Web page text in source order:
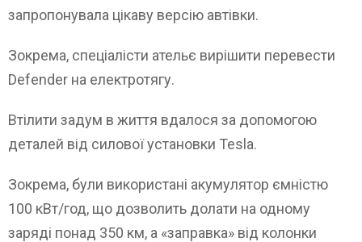
запропонувала цікаву версію автівки.
Зокрема, спеціалісти ательє вирішити перевести
Defender на електротягу.
Втілити задум в життя вдалося за допомогою
деталей від силової установки Tesla.
Зокрема, були використані акумулятор ємністю
100 кВт/год, що дозволить долати на одному
заряді понад 350 км, а «заправка» від колонки